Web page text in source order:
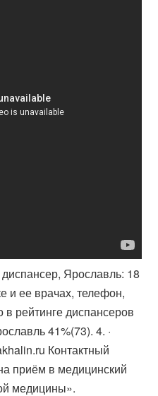
Ярославль: 18
и ее врачах, телефон,
рейтинге диспансеров
41%(73). 4. ·
Контактный
приём в медицинский
медицины».